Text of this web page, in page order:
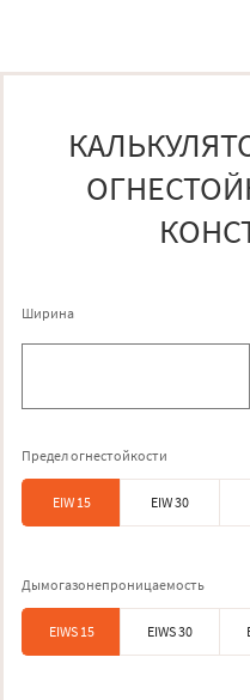
Ширина
Предел огнестойкости
EIW 15 EIW 30
Дымогазонепроницаемость
EIWS 15 EIWS 30